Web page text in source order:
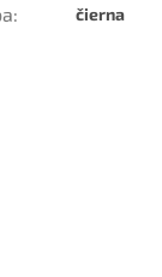
: čierna